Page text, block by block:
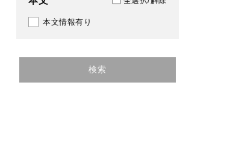
2001
2002
709
780
本文情報有り
検索